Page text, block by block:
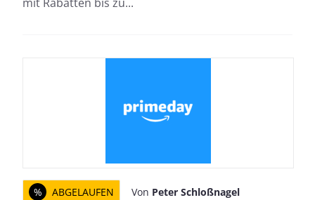
% ABGELAUFEN Von Peter Schloßnagel